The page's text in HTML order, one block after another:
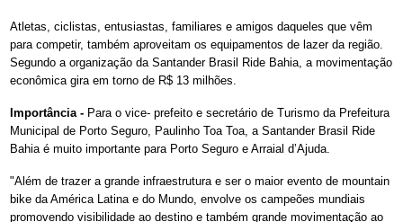
Atletas, ciclistas, entusiastas, familiares e amigos daqueles que vêm
para competir, também aproveitam os equipamentos de lazer da região.
Segundo a organização da Santander Brasil Ride Bahia, a movimentação
econômica gira em torno de R$ 13 milhões.
Importância - Para o vice- prefeito e secretário de Turismo da Prefeitura
Municipal de Porto Seguro, Paulinho Toa Toa, a Santander Brasil Ride
Bahia é muito importante para Porto Seguro e Arraial d’Ajuda.
"Além de trazer a grande infraestrutura e ser o maior evento de mountain
bike da América Latina e do Mundo, envolve os campeões mundiais
promovendo visibilidade ao destino e também grande movimentação ao